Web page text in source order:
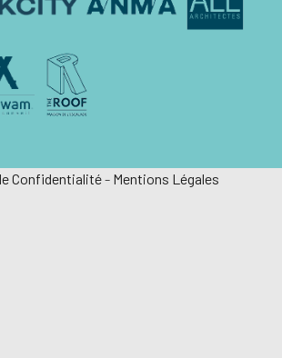
Confidentialité- Mentions Légales